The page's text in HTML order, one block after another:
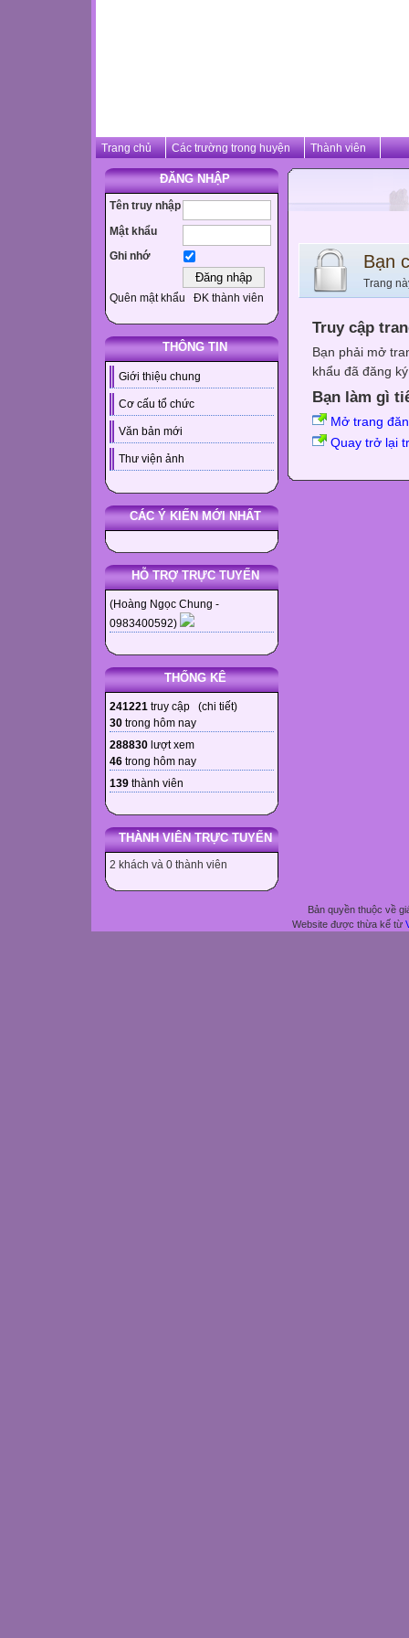
Trang chủ Các trường trong huyện Thành viên
ĐĂNG NHẬP
Tên truy nhập
Mật khẩu
Ghi nhớ
Quên mật khẩu ĐK thành viên
THÔNG TIN
Giới thiệu chung
Cơ cấu tổ chức
Văn bản mới
Thư viện ảnh
CÁC Ý KIẾN MỚI NHẤT
HỖ TRỢ TRỰC TUYẾN
(Hoàng Ngọc Chung -
0983400592)
THỐNG KÊ
241221 truy cập (chi tiết)
30 trong hôm nay
288830 lượt xem
46 trong hôm nay
139 thành viên
THÀNH VIÊN TRỰC TUYẾN
2 khách và 0 thành viên
Bạn
Trang
Truy cập
Bạn phải mở
khẩu đã đăng
Bạn làm gì
Mở trang
Quay trở lại
Bản quyền thuộc về
Website được thừa kế từ